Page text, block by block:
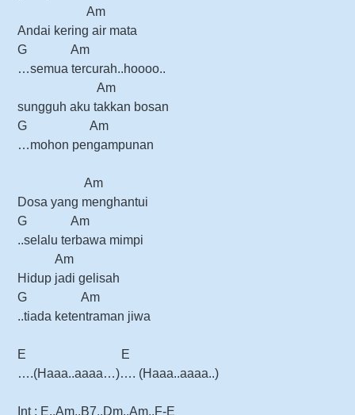
Am
Andai kering air mata
G Am
…semua tercurah..hoooo..
Am
sungguh aku takkan bosan
G Am
…mohon pengampunan
Am
Dosa yang menghantui
G Am
..selalu terbawa mimpi
Am
Hidup jadi gelisah
G Am
..tiada ketentraman jiwa
E E
….(Haaa..aaaa…)…. (Haaa..aaaa..)
Int : E..Am..B7..Dm..Am..F-E